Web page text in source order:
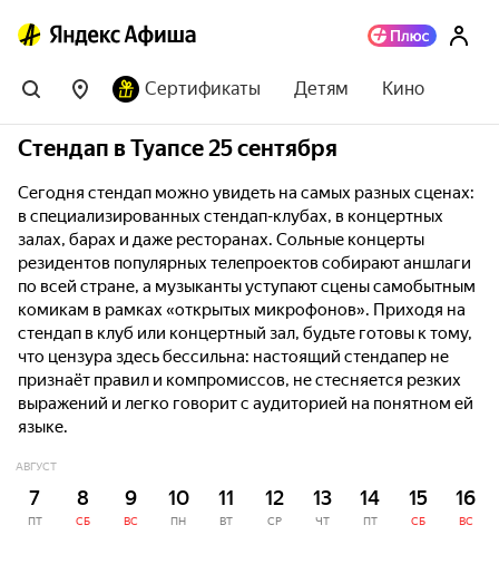
Сертификаты Детям Кино
Стендап в Туапсе 25 сентября
Сегодня стендап можно увидеть на самых разных сценах:
в специализированных стендап-клубах, в концертных
залах, барах и даже ресторанах. Сольные концерты
резидентов популярных телепроектов собирают аншлаги
по всей стране, а музыканты уступают сцены самобытным
комикам в рамках «открытых микрофонов». Приходя на
стендап в клуб или концертный зал, будьте готовы к тому,
что цензура здесь бессильна: настоящий стендапер не
признаёт правил и компромиссов, не стесняется резких
выражений и легко говорит с аудиторией на понятном ей
языке.
АВГУСТ
7
ПТ
8
СБ
9
ВС
10
ПН
11
ВТ
12
СР
13
ЧТ
14
ПТ
15
СБ
16
ВС